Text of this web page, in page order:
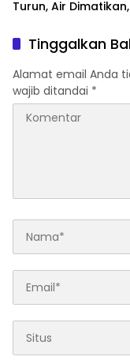
Turun, Air
Tinggalkan
Alamat email Anda
wajib ditandai *